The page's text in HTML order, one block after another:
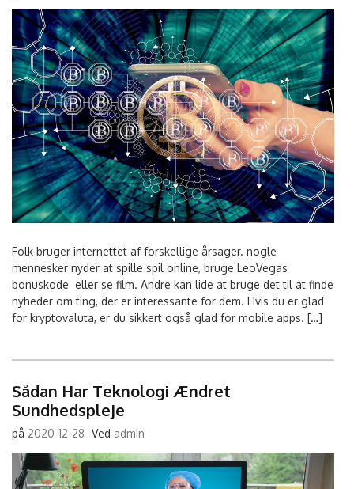
Folk bruger internettet af forskellige årsager. nogle
mennesker nyder at spille spil online, bruge LeoVegas
bonuskode eller se film. Andre kan lide at bruge det til at finde
nyheder om ting, der er interessante for dem. Hvis du er glad
for kryptovaluta, er du sikkert også glad for mobile apps. […]
Sådan Har Teknologi Ændret
Sundhedspleje
på 2020-12-28 Ved admin